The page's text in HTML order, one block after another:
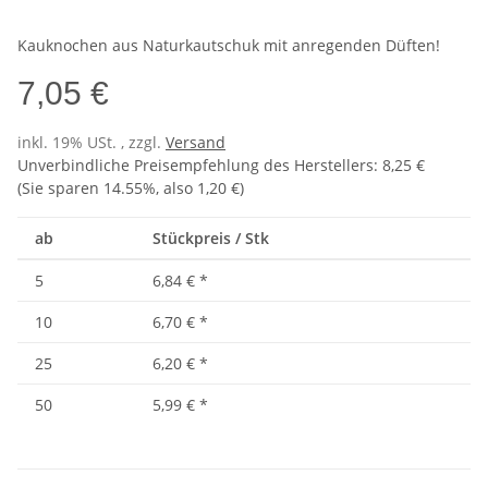
Kauknochen aus Naturkautschuk mit anregenden Düften!
7,05 €
inkl. 19% USt. , zzgl. Versand
Unverbindliche Preisempfehlung des Herstellers: 8,25 €
(Sie sparen 14.55%, also 1,20 €)
ab Stückpreis / Stk
5 6,84 € *
10
6,70 € *
25
6,20 € *
50
5,99 € *